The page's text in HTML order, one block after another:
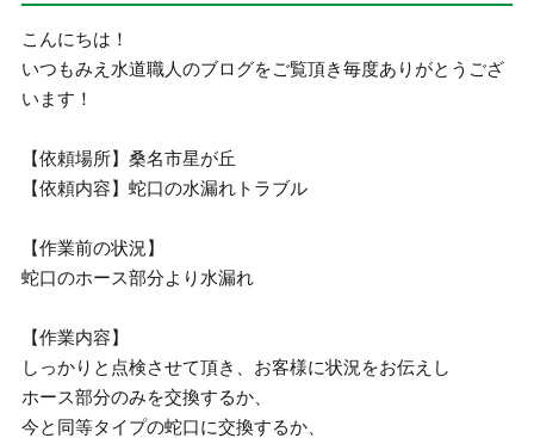
こんにちは！
いつもみえ水道職人のブログをご覧頂き毎度ありがとうござ
います！
【依頼場所】桑名市星が丘
【依頼内容】蛇口の水漏れトラブル
【作業前の状況】
蛇口のホース部分より水漏れ
【作業内容】
しっかりと点検させて頂き、お客様に状況をお伝えし
ホース部分のみを交換するか、
今と同等タイプの蛇口に交換するか、